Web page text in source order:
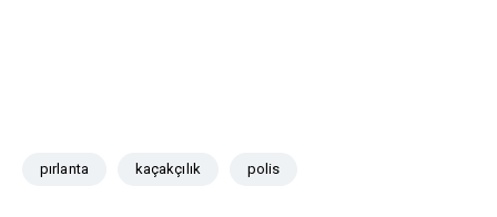
pırlanta kaçakçılık polis